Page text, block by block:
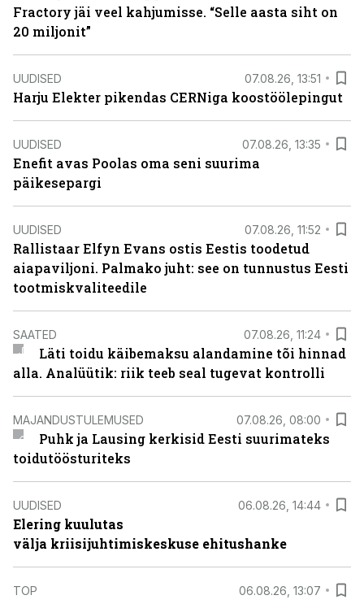
Fractory jäi veel kahjumisse. “Selle aasta siht on
20 miljonit”
UUDISED 07.08.26, 13:51
Harju Elekter pikendas CERNiga koostöölepingut
UUDISED 07.08.26, 13:35
Enefit avas Poolas oma seni suurima
päikesepargi
UUDISED 07.08.26, 11:52
Rallistaar Elfyn Evans ostis Eestis toodetud
aiapaviljoni. Palmako juht: see on tunnustus Eesti
tootmiskvaliteedile
SAATED 07.08.26, 11:24
Läti toidu käibemaksu alandamine tõi hinnad
alla. Analüütik: riik teeb seal tugevat kontrolli
MAJANDUSTULEMUSED 07.08.26, 08:00
Puhk ja Lausing kerkisid Eesti suurimateks
toidutöösturiteks
UUDISED 06.08.26, 14:44
Elering kuulutas
välja kriisijuhtimiskeskuse ehitushanke
TOP 06.08.26, 13:07